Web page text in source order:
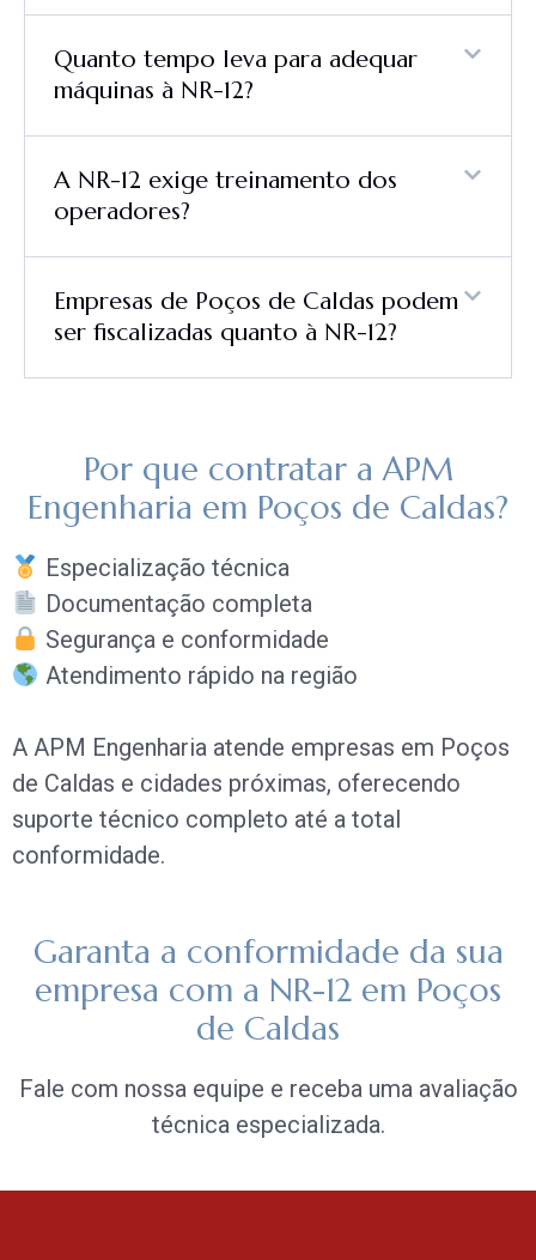
Quanto tempo leva para adequar
máquinas à NR-12?
A NR-12 exige treinamento dos
operadores?
Empresas de Poços de Caldas podem
ser fiscalizadas quanto à NR-12?
Por que contratar a APM
Engenharia em Poços de Caldas?
Especialização técnica
Documentação completa
Segurança e conformidade
Atendimento rápido na região
A APM Engenharia atende empresas em Poços
de Caldas e cidades próximas, oferecendo
suporte técnico completo até a total
conformidade.
Garanta a conformidade da sua
empresa com a NR-12 em Poços
de Caldas
Fale com nossa equipe e receba uma avaliação
técnica especializada.